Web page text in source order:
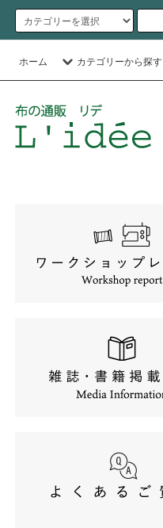
ホーム カテゴリーから探す